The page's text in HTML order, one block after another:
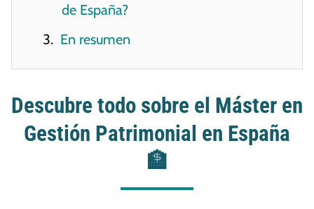
de España?
En resumen
Descubre todo sobre el Máster en
Gestión Patrimonial en España
🏦